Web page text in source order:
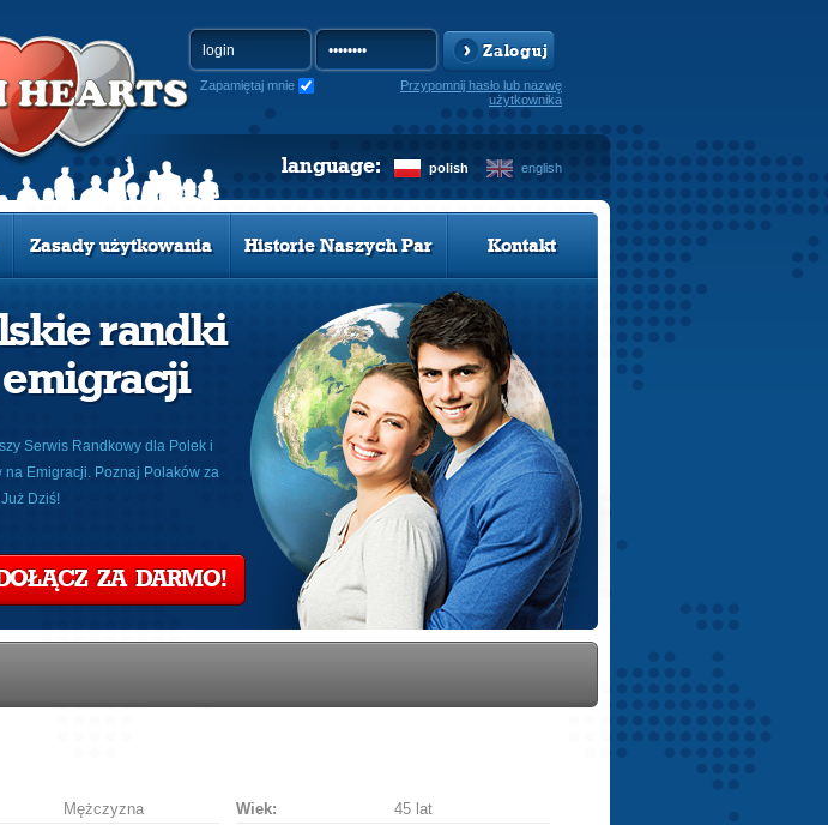
Zaloguj
Zapamiętaj mnie
Przypomnij hasło lub nazwę
użytkownika
polish english
language:
Zasady użytkowania Historie Naszych Par Kontakt
randki
Serwis Randkowy dla Polek i
na Emigracji. Poznaj Polaków za
Dziś!
ZA DARMO!
Mężczyzna Wiek:
45 lat